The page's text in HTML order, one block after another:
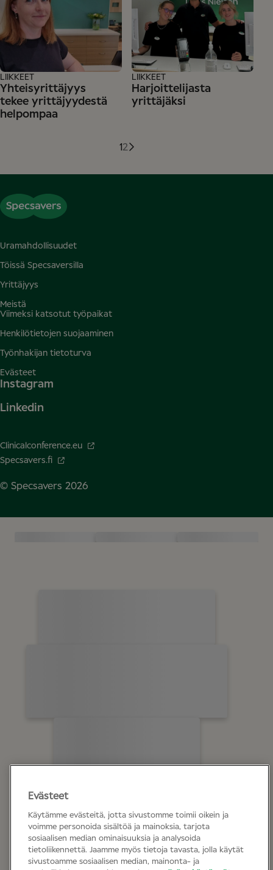
Yhteisyrittäjyys
tekee yrittäjyydestä
helpompaa
LIIKKEET
Harjoittelijasta
yrittäjäksi
LIIKKEET
12
Uramahdollisuudet
Töissä Specsaversilla
Yrittäjyys
Meistä
Viimeksi katsotut työpaikat
Henkilötietojen suojaaminen
Työnhakijan tietoturva
Evästeet
Instagram
Linkedin
Clinicalconference.eu
Specsavers.fi
© Specsavers 2026
Evästeet
Käytämme evästeitä, jotta sivustomme toimii oikein ja
voimme personoida sisältöä ja mainoksia, tarjota
sosiaalisen median ominaisuuksia ja analysoida
tietoliikennettä. Jaamme myös tietoja tavasta, jolla käytät
sivustoamme sosiaalisen median, mainonta- ja